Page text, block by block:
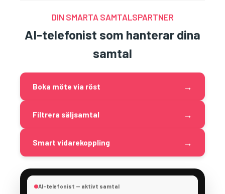
DIN SMARTA SAMTALSPARTNER
AI-telefonist som hanterar dina
samtal
Boka möte via röst →
Filtrera säljsamtal →
Smart vidarekoppling →
AI-telefonist — aktivt samtal